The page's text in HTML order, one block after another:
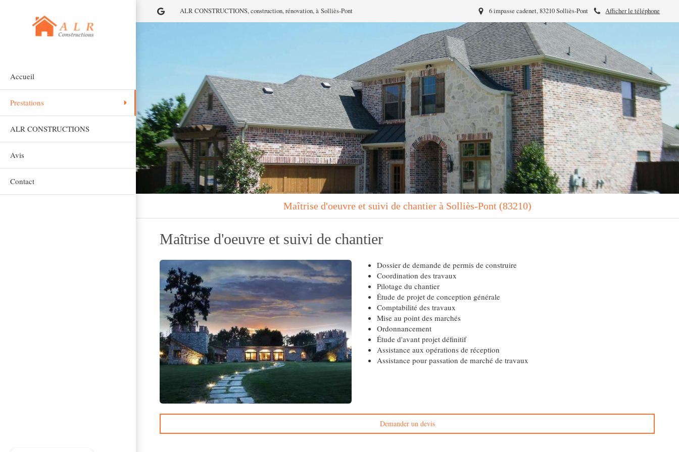
Accueil
Prestations
ALR CONSTRUCTIONS
Avis
Contact
ALR CONSTRUCTIONS, construction, rénovation, à Solliès-Pont Afficher le téléphone
6 impasse cadenet, 83210 Solliès-Pont
Maîtrise d'oeuvre et suivi de chantier à Solliès-Pont (83210)
Maîtrise d'oeuvre et suivi de chantier
Dossier de demande de permis de construire
Coordination des travaux
Pilotage du chantier
Étude de projet de conception générale
Comptabilité des travaux
Mise au point des marchés
Ordonnancement
Étude d'avant projet définitif
Assistance aux opérations de réception
Assistance pour passation de marché de travaux
Demander un devis